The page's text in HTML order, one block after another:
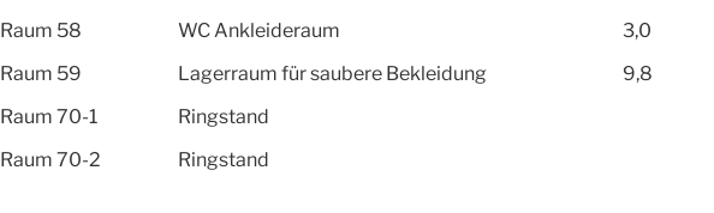
Raum 58
WC Ankleideraum
3,0
Raum 59
Lagerraum für saubere Bekleidung
9,8
Raum 70-1
Ringstand
Raum 70-2
Ringstand